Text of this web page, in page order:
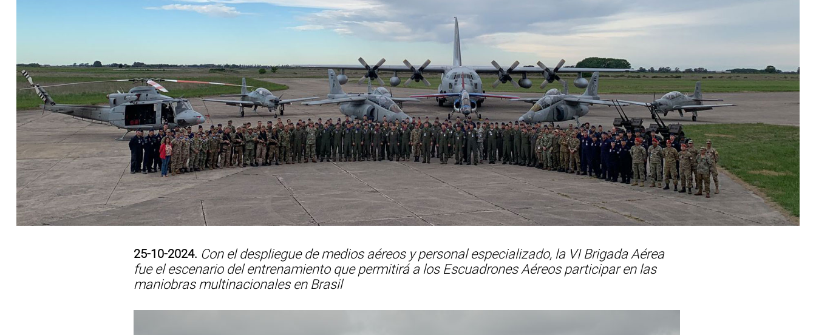
25-10-2024. Con el despliegue de medios aéreos y personal especializado, la VI Brigada Aérea
fue el escenario del entrenamiento que permitirá a los Escuadrones Aéreos participar en las
maniobras multinacionales en Brasil